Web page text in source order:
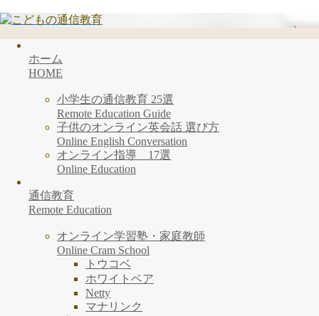
ホーム
HOME
小学生の通信教育 25選
Remote Education Guide
子供のオンライン英会話 選び方
Online English Conversation
オンライン指導 17選
Online Education
通信教育
Remote Education
オンライン学習塾・家庭教師
Online Cram School
トウコベ
ホワイトベア
Netty
マナリンク